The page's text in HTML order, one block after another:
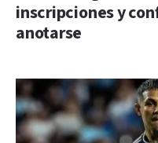
inscripciones y
anotarse